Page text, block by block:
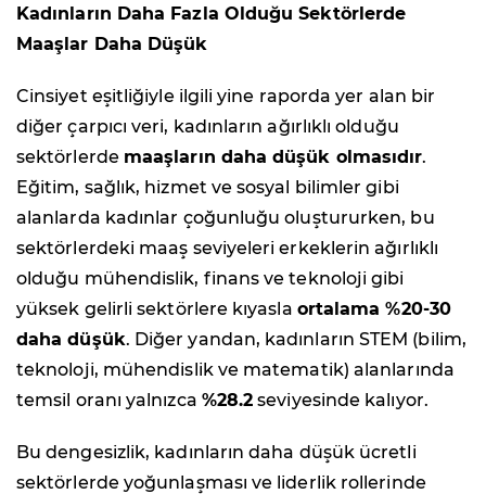
Kadınların Daha Fazla Olduğu Sektörlerde
Maaşlar Daha Düşük
Cinsiyet eşitliğiyle ilgili yine raporda yer alan bir
diğer çarpıcı veri, kadınların ağırlıklı olduğu
sektörlerde maaşların daha düşük olmasıdır.
Eğitim, sağlık, hizmet ve sosyal bilimler gibi
alanlarda kadınlar çoğunluğu oluştururken, bu
sektörlerdeki maaş seviyeleri erkeklerin ağırlıklı
olduğu mühendislik, finans ve teknoloji gibi
yüksek gelirli sektörlere kıyasla ortalama %20-30
daha düşük. Diğer yandan, kadınların STEM (bilim,
teknoloji, mühendislik ve matematik) alanlarında
temsil oranı yalnızca %28.2 seviyesinde kalıyor.
Bu dengesizlik, kadınların daha düşük ücretli
sektörlerde yoğunlaşması ve liderlik rollerinde